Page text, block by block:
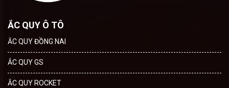
ẮC QUY Ô TÔ
ẮC QUY ĐỒNG NAI
ẮC QUY GS
ẮC QUY ROCKET